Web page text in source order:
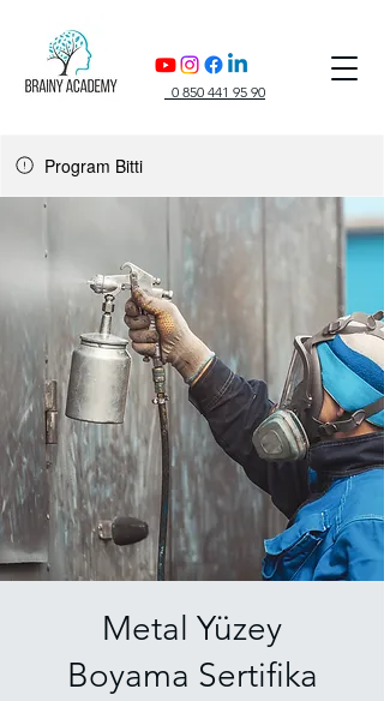
0 850 441 95 90
Program Bitti
Metal Yüzey
Boyama Sertifika